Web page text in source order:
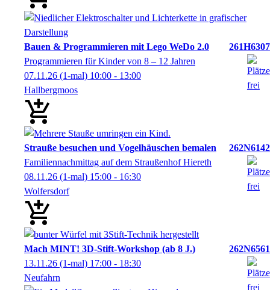
Bauen & Programmieren mit Lego WeDo 2.0
261H6307
Programmieren für Kinder von 8 – 12 Jahren
07.11.26 (1-mal) 10:00 - 13:00
Hallbergmoos
Strauße besuchen und Vogelhäuschen bemalen
262N6142
Familiennachmittag auf dem Straußenhof Hiereth
08.11.26 (1-mal) 15:00 - 16:30
Wolfersdorf
Mach MINT! 3D-Stift-Workshop (ab 8 J.)
262N6561
13.11.26 (1-mal) 17:00 - 18:30
Neufahrn